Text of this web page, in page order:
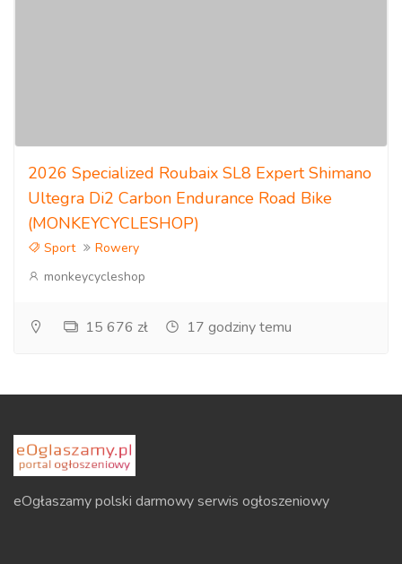
2026 Specialized Roubaix SL8 Expert Shimano
Ultegra Di2 Carbon Endurance Road Bike
(MONKEYCYCLESHOP)
Sport
Rowery
monkeycycleshop
15 676 zł 17 godziny temu
eOgłaszamy polski darmowy serwis ogłoszeniowy